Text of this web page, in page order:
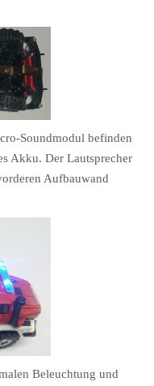
Soundmodul befinden
Akku. Der Lautsprecher
Aufbauwand
Beleuchtung und